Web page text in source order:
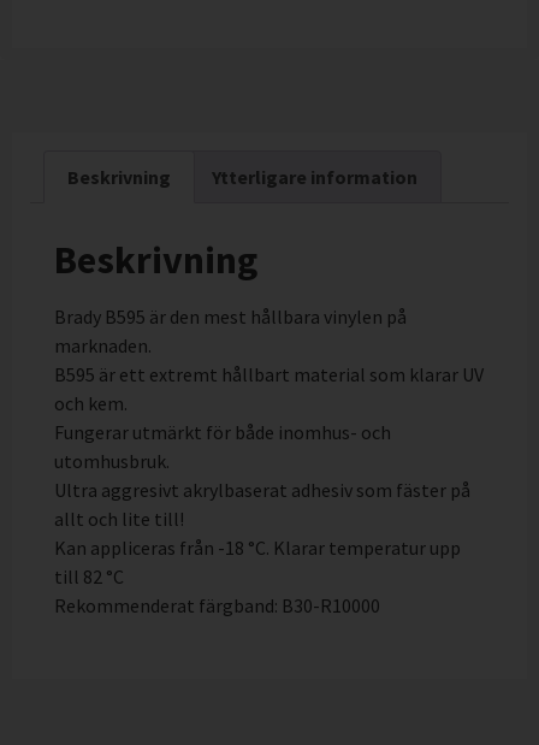
Beskrivning Ytterligare information
Beskrivning
Brady B595 är den mest hållbara vinylen på
marknaden.
B595 är ett extremt hållbart material som klarar UV
och kem.
Fungerar utmärkt för både inomhus- och
utomhusbruk.
Ultra aggresivt akrylbaserat adhesiv som fäster på
allt och lite till!
Kan appliceras från -18 °C. Klarar temperatur upp
till 82 °C
Rekommenderat färgband: B30-R10000